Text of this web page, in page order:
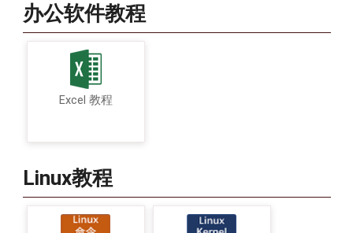
办公软件教程
Excel 教程
Linux教程